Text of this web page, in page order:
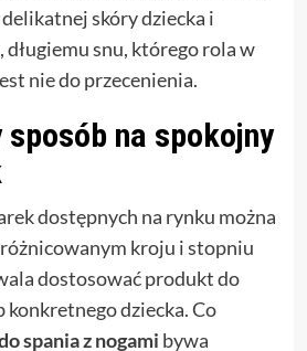
skóry dziecka i
snu, którego rola w
nie do przecenienia.
sposób na spokojny
dostępnych na rynku można
kroju i stopniu
dostosować produkt do
dziecka. Co
spania z nogami bywa